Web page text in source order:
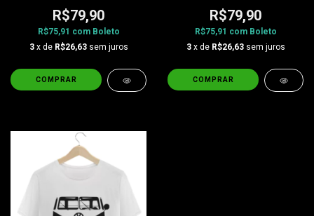
R$79,90
R$75,91 com Boleto
3 x de R$26,63 sem juros
COMPRAR
R$79,90
R$75,91 com Boleto
3 x de R$26,63 sem juros
COMPRAR